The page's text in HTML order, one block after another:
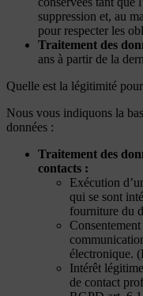
suppression et, au
pour respecter les
Traitement des
ans à partir de la
Quelle est la légitimité
Nous vous indiquons la
données :
Traitement des
contacts :
Exécution
qui se sont
fourniture du
électronique.
Intérêt
de contact